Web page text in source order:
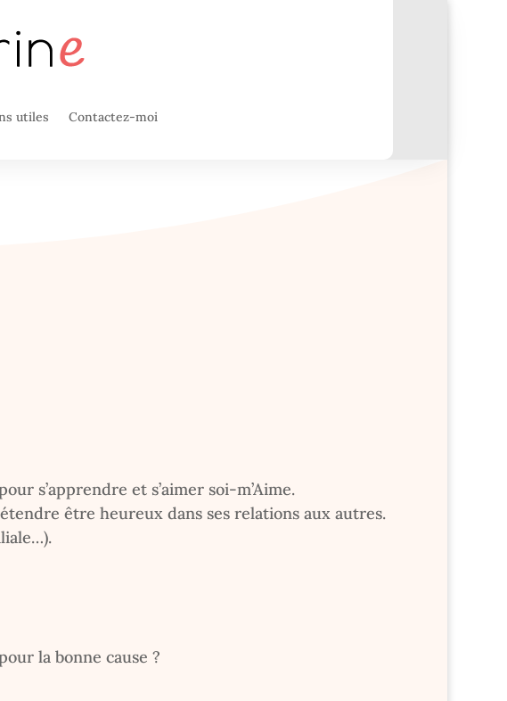
utiles Contactez-moi
s’apprendre et s’aimer soi-m’Aime.
être heureux dans ses relations aux autres.
la bonne cause ?